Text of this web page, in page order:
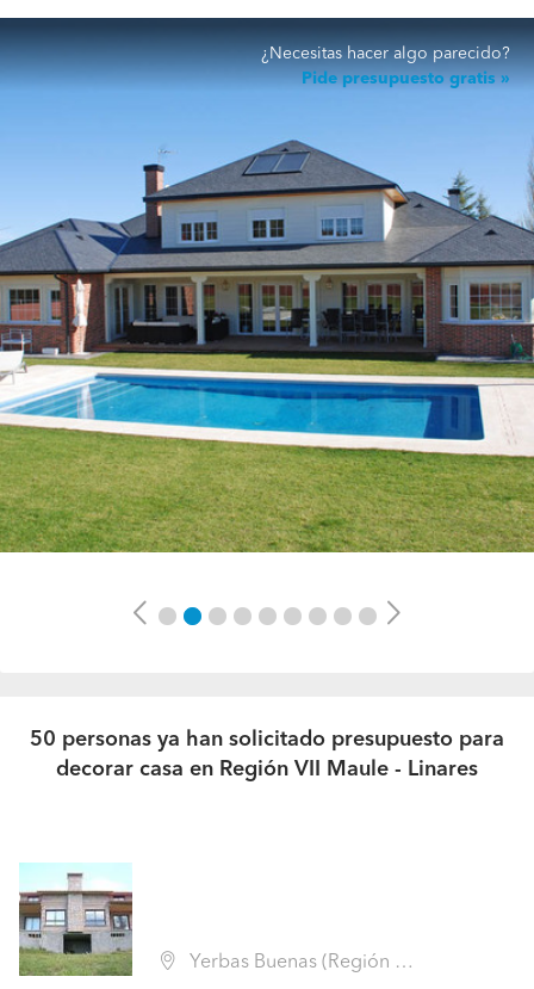
¿Necesitas hacer algo parecido?
Pide presupuesto gratis
Previous Next
50 personas ya han solicitado presupuesto para
decorar casa en Región VII Maule - Linares
Yerbas Buenas (Región VII Maule - Linares)